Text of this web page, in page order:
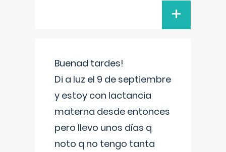
+
Buenad tardes!
Di a luz el 9 de septiembre
y estoy con lactancia
materna desde entonces
pero llevo unos días q
noto q no tengo tanta